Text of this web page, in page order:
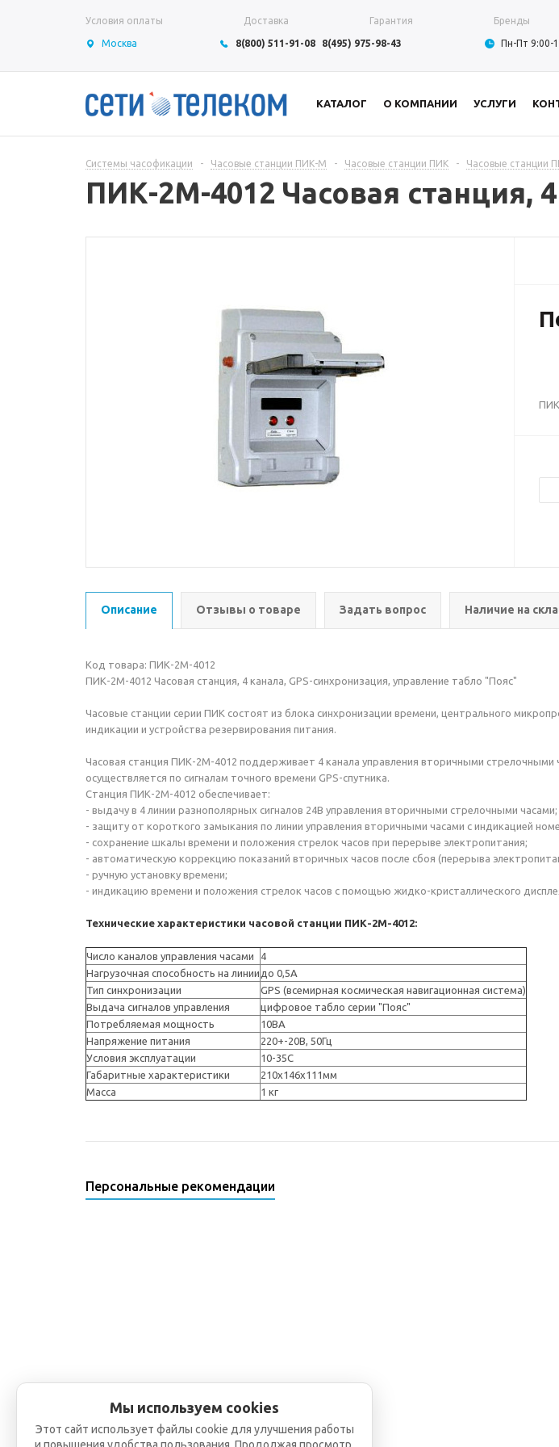
Условия оплаты Доставка Гарантия Бренды
Москва 8(800) 511-91-08 8(495) 975-98-43 Пн-Пт 9:00-
КАТАЛОГ О КОМПАНИИ УСЛУГИ
Системы часофикации - Часовые станции ПИК-М - Часовые станции ПИК - Часовые станции
ПИК-2М-4012 Часовая станция,
Описание Отзывы о товаре Задать вопрос Наличие на
Код товара: ПИК-2М-4012
ПИК-2М-4012 Часовая станция, 4 канала, GPS-синхронизация, управление табло "Пояс"
Часовые станции серии ПИК состоят из блока синхронизации времени, центрального
индикации и устройства резервирования питания.
Часовая станция ПИК-2М-4012 поддерживает 4 канала управления вторичными
осуществляется по сигналам точного времени GPS-спутника.
Станция ПИК-2М-4012 обеспечивает:
- выдачу в 4 линии разнополярных сигналов 24В управления вторичными стрелочными часами;
- защиту от короткого замыкания по линии управления вторичными часами с индикацией
- сохранение шкалы времени и положения стрелок часов при перерыве электропитания;
- автоматическую коррекцию показаний вторичных часов после сбоя (перерыва
- ручную установку времени;
- индикацию времени и положения стрелок часов с помощью жидко-кристаллического
Технические характеристики часовой станции ПИК-2М-4012:
Число каналов управления часами
4
Нагрузочная способность на линии до 0,5А
Тип синхронизации
GPS (всемирная космическая навигационная система)
Выдача сигналов управления
цифровое табло серии "Пояс"
Потребляемая мощность
10ВА
Напряжение питания
220+-20В, 50Гц
Условия эксплуатации
10-35С
Габаритные характеристики
210х146х111мм
Масса
1 кг
Персональные рекомендации
Мы используем cookies
Этот сайт использует файлы cookie для улучшения работы